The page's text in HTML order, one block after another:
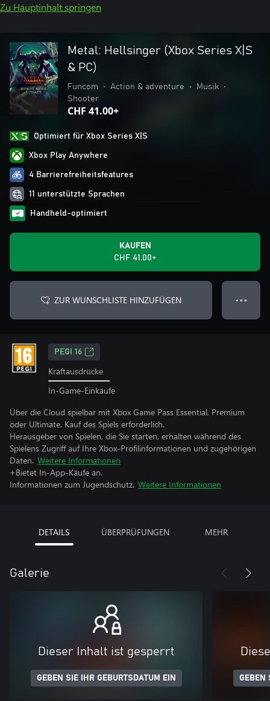
Zu Hauptinhalt springen
Metal: Hellsinger (Xbox Series X|S
& PC)
Funcom • Action & adventure • Musik
•
Shooter
CHF 41.00+
Optimiert für Xbox Series X|S
Xbox Play Anywhere
4 Barrierefreiheitsfeatures
11 unterstützte Sprachen
Handheld-optimiert
KAUFEN
CHF 41.00+
ZUR WUNSCHLISTE HINZUFÜGEN ● ● ●
PEGI 16
Kraftausdrücke
In-Game-Einkäufe
Über die Cloud spielbar mit Xbox Game Pass Essential, Premium
oder Ultimate. Kauf des Spiels erforderlich.
Herausgeber von Spielen, die Sie starten, erhalten während des
Spielens Zugriff auf Ihre Xbox-Profilinformationen und zugehörigen
Daten. Weitere Informationen
+Bietet In-App-Käufe an.
Informationen zum Jugendschutz. Weitere Informationen
DETAILS ÜBERPRÜFUNGEN MEHR
Galerie
Dieser Inhalt ist gesperrt
GEBEN SIE IHR GEBURTSDATUM EIN GEBEN